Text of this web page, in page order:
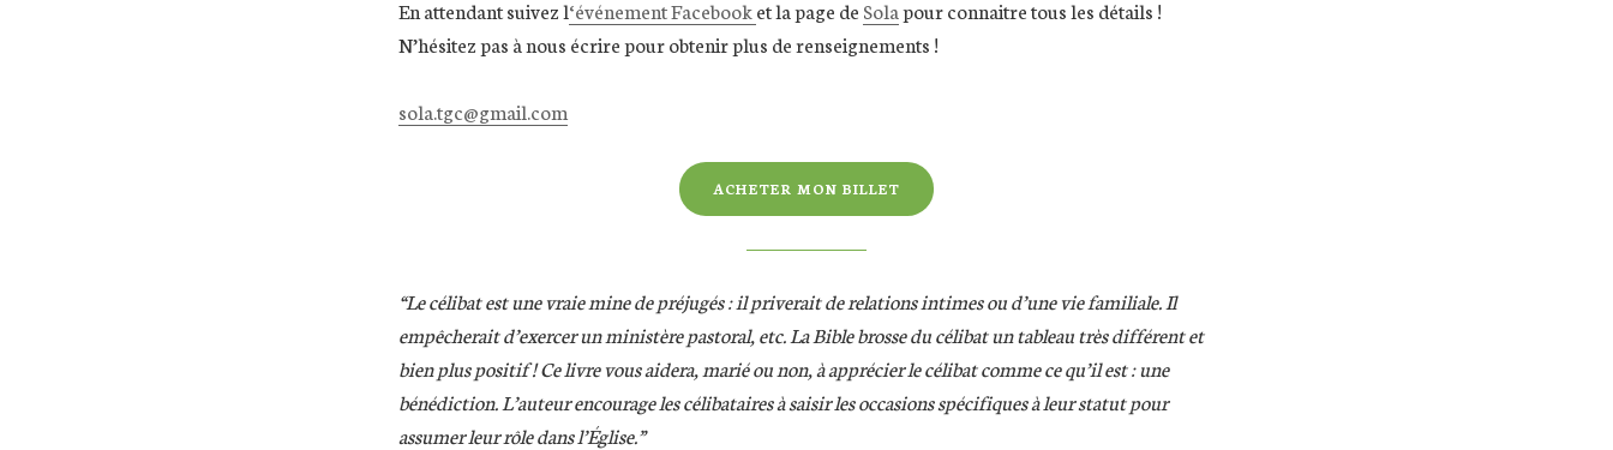
En attendant suivez l‘événement Facebooket la page de Solapour connaitre tous les détails !
N’hésitez pas à nous écrire pour obtenir plus de renseignements !
sola.tgc@gmail.com
ACHETER MON BILLET
“Le célibat est une vraie mine de préjugés : il priverait de relations intimes ou d’une vie familiale. Il
empêcherait d’exercer un ministère pastoral, etc. La Bible brosse du célibat un tableau très différent et
bien plus positif ! Ce livre vous aidera, marié ou non, à apprécier le célibat comme ce qu’il est : une
bénédiction. L’auteur encourage les célibataires à saisir les occasions spécifiques à leur statut pour
assumer leur rôle dans l’Église.”